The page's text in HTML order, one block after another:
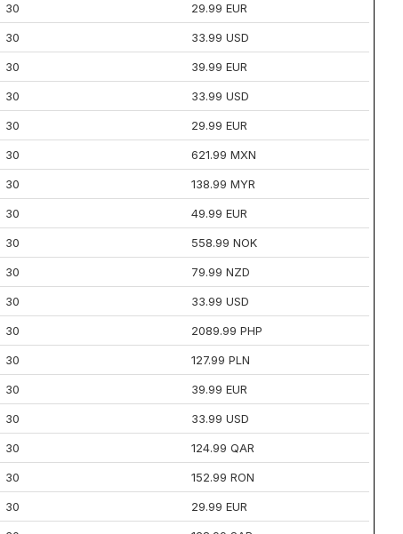
30 29.99 EUR
30 33.99 USD
30 39.99 EUR
30 33.99 USD
30 29.99 EUR
30 621.99 MXN
30 138.99 MYR
30 49.99 EUR
30 558.99 NOK
30 79.99 NZD
30 33.99 USD
30 2089.99 PHP
30 127.99 PLN
30 39.99 EUR
30 33.99 USD
30 124.99 QAR
30 152.99 RON
30 29.99 EUR